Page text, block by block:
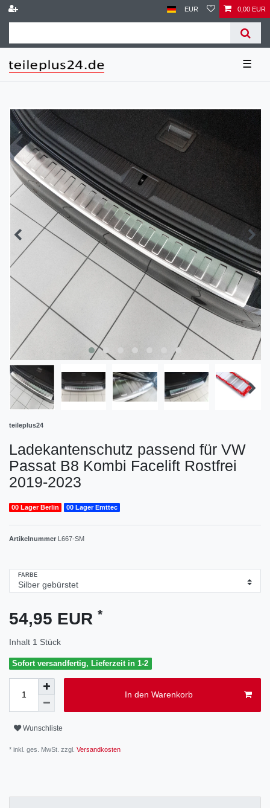
EUR 0,00 EUR
☰
teileplus24
Ladekantenschutz passend für VW
Passat B8 Kombi Facelift Rostfrei
2019-2023
00 Lager Berlin 00 Lager Emttec
Artikelnummer L667-SM
FARBE
54,95 EUR *
Inhalt 1 Stück
Sofort versandfertig, Lieferzeit in 1-2
In den Warenkorb
Wunschliste
* inkl. ges. MwSt. zzgl. Versandkosten